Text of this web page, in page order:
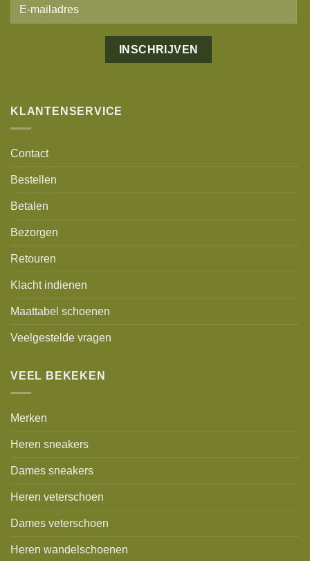
KLANTENSERVICE
Contact
Bestellen
Betalen
Bezorgen
Retouren
Klacht indienen
Maattabel schoenen
Veelgestelde vragen
VEEL BEKEKEN
Merken
Heren sneakers
Dames sneakers
Heren veterschoen
Dames veterschoen
Heren wandelschoenen